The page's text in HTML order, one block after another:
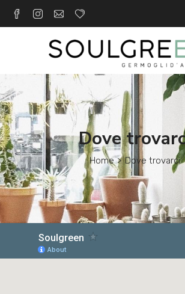
Dove
Home Dove trovarci